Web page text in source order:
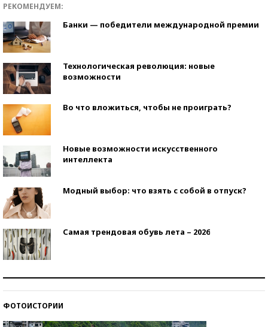
РЕКОМЕНДУЕМ:
Банки — победители международной премии
Технологическая революция: новые
возможности
Во что вложиться, чтобы не проиграть?
Новые возможности искусственного
интеллекта
Модный выбор: что взять с собой в отпуск?
Самая трендовая обувь лета – 2026
ФОТОИСТОРИИ